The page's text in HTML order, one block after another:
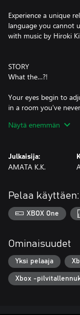
Experience a unique
language you cannot
with music by Hiroki
STORY
What the…?!
Your eyes begin to
in a room you’ve
legs are strapped to a
of the corner of your
A young girl, standing
eyes…
Näytä enemmän
Julkaisija:
AMATA K.K.
Pelaa käyttäen:
XBOX One
Ominaisuudet
Yksi pelaaja
Xbox -